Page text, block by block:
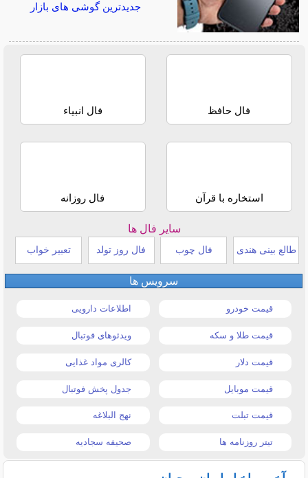
جدیدترین گوشی های بازار
فال حافظ فال انبیاء
استخاره با قرآن فال روزانه
سایر فال ها
طالع بینی هندی فال چوب فال روز تولد تعبیر خواب
سرویس ها
قیمت خودرو اطلاعات دارویی
قیمت طلا و سکه ویدئوهای فوتبال
قیمت دلار کالری مواد غذایی
قیمت موبایل جدول پخش فوتبال
قیمت تبلت نهج البلاغه
تیتر روزنامه ها صحیفه سجادیه